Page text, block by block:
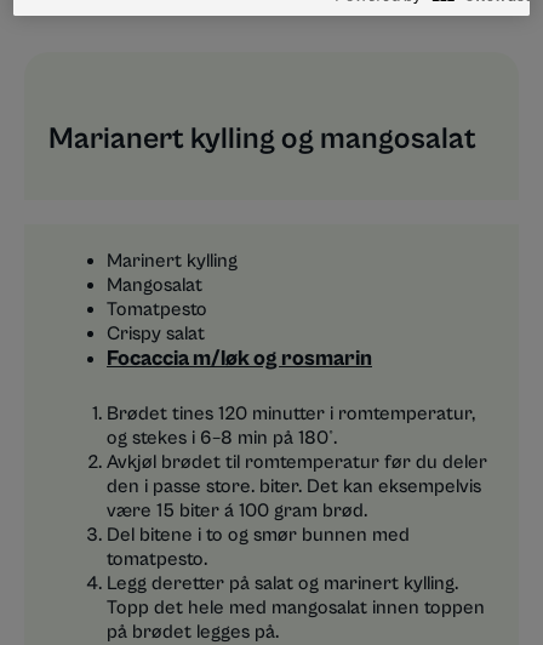
Marianert kylling og mangosalat
Marinert kylling
Mangosalat
Tomatpesto
Crispy salat
Focaccia m/løk og rosmarin
Brødet tines 120 minutter i romtemperatur,
og stekes i 6–8 min på 180°.
Avkjøl brødet til romtemperatur før du deler
den i passe store. biter. Det kan eksempelvis
være 15 biter á 100 gram brød.
Del bitene i to og smør bunnen med
tomatpesto.
Legg deretter på salat og marinert kylling.
Topp det hele med mangosalat innen toppen
på brødet legges på.